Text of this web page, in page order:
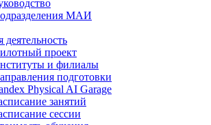
МАИ
деятельность
проект
и филиалы
подготовки
Physical AI Garage
занятий
сессии